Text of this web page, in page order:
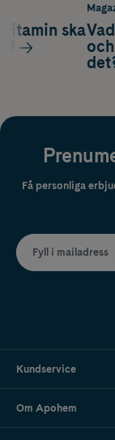
ska
Få personliga
Fyll i mailadress
Kundservice
Om Apohem